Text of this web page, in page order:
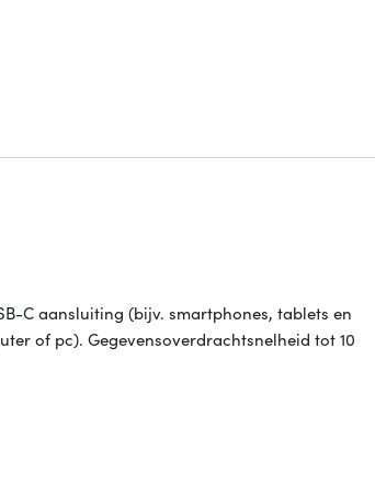
C aansluiting (bijv. smartphones, tablets en
of pc). Gegevensoverdrachtsnelheid tot 10